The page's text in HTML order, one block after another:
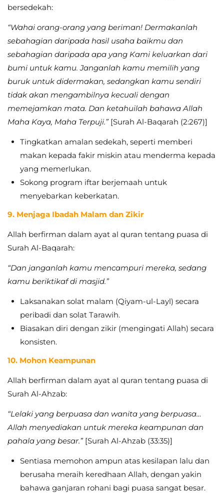
bersedekah:
“Wahai orang-orang yang beriman! Dermakanlah
sebahagian daripada hasil usaha baikmu dan
sebahagian daripada apa yang Kami keluarkan dari
bumi untuk kamu. Janganlah kamu memilih yang
buruk untuk didermakan, sedangkan kamu sendiri
tidak akan mengambilnya kecuali dengan
memejamkan mata. Dan ketahuilah bahawa Allah
Maha Kaya, Maha Terpuji.”[Surah Al-Baqarah (2:267)]
Tingkatkan amalan sedekah, seperti memberi
makan kepada fakir miskin atau menderma kepada
yang memerlukan.
Sokong program iftar berjemaah untuk
menyebarkan keberkatan.
9. Menjaga Ibadah Malam dan Zikir
Allah berfirman dalam ayat al quran tentang puasa di
Surah Al-Baqarah:
“Dan janganlah kamu mencampuri mereka, sedang
kamu beriktikaf di masjid.”
Laksanakan solat malam (Qiyam-ul-Layl) secara
peribadi dan solat Tarawih.
Biasakan diri dengan zikir (mengingati Allah) secara
konsisten.
10. Mohon Keampunan
Allah berfirman dalam ayat al quran tentang puasa di
Surah Al-Ahzab:
“Lelaki yang berpuasa dan wanita yang berpuasa…
Allah menyediakan untuk mereka keampunan dan
pahala yang besar.”[Surah Al-Ahzab (33:35)]
Sentiasa memohon ampun atas kesilapan lalu dan
berusaha meraih keredhaan Allah, dengan yakin
bahawa ganjaran rohani bagi puasa sangat besar.